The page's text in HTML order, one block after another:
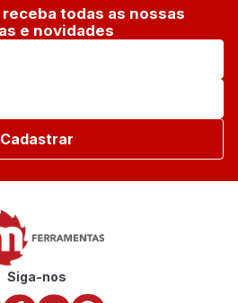
todas as nossas
e novidades
Cadastrar
Siga-nos